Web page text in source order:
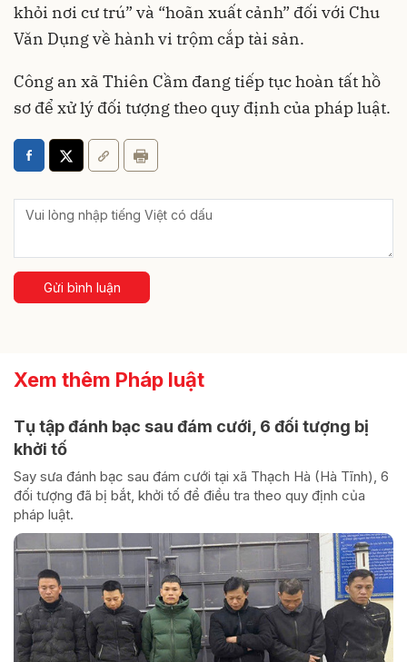
khỏi nơi cư trú” và “hoãn xuất cảnh” đối với Chu
Văn Dụng về hành vi trộm cắp tài sản.
Công an xã Thiên Cầm đang tiếp tục hoàn tất hồ
sơ để xử lý đối tượng theo quy định của pháp luật.
Gửi bình luận
Xem thêm Pháp luật
Tụ tập đánh bạc sau đám cưới, 6 đối tượng bị
khởi tố
Say sưa đánh bạc sau đám cưới tại xã Thạch Hà (Hà Tĩnh), 6
đối tượng đã bị bắt, khởi tố để điều tra theo quy định của
pháp luật.